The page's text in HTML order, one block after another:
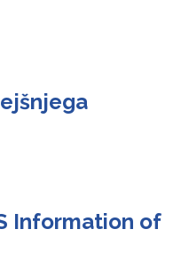
Information of